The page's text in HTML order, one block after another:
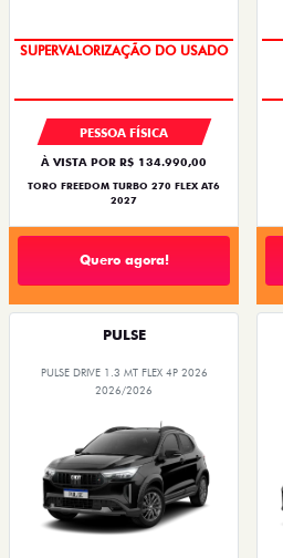
OPORTUNIDADE
PESSOA FÍSICA
À VISTA POR R$ 134.990,00
TORO FREEDOM TURBO 270 FLEX AT6
2027
Quero agora!
PULSE
PULSE DRIVE 1.3 MT FLEX 4P 2026
2026/2026